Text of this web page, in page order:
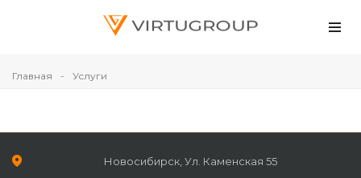
Главная Услуги
Новосибирск, Ул. Каменская 55